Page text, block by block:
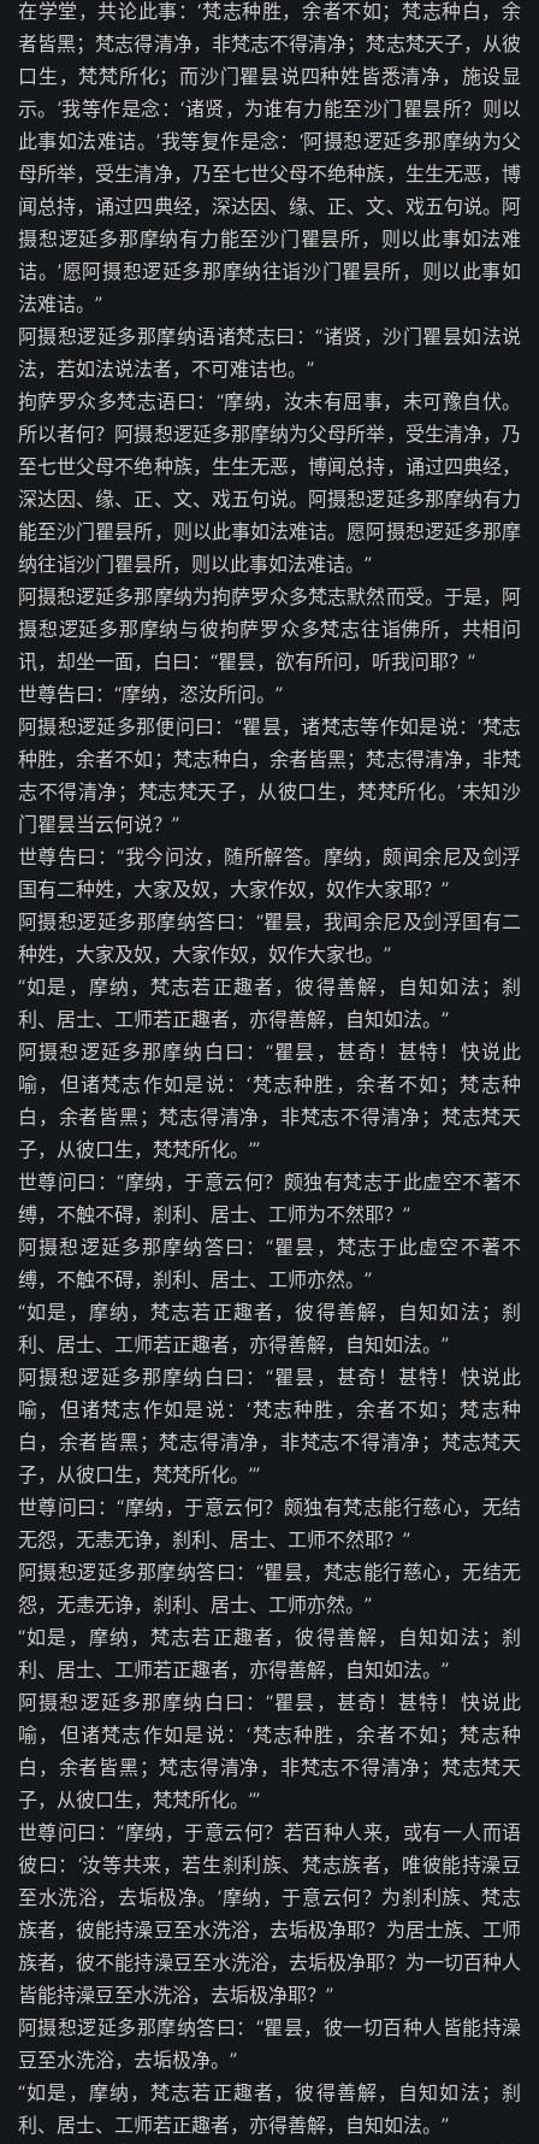
在学堂，共论此事：‘梵志种胜，余者不如；梵志种白，余
者皆黑；梵志得清净，非梵志不得清净；梵志梵天子，从彼
口生，梵梵所化；而沙门瞿昙说四种姓皆悉清净，施设显
示。’我等作是念：‘诸贤，为谁有力能至沙门瞿昙所？则以
此事如法难诘。’我等复作是念：‘阿摄惒逻延多那摩纳为父
母所举，受生清净，乃至七世父母不绝种族，生生无恶，博
闻总持，诵过四典经，深达因、缘、正、文、戏五句说。阿
摄惒逻延多那摩纳有力能至沙门瞿昙所，则以此事如法难
诘。’愿阿摄惒逻延多那摩纳往诣沙门瞿昙所，则以此事如
法难诘。”
阿摄惒逻延多那摩纳语诸梵志曰：“诸贤，沙门瞿昙如法说
法，若如法说法者，不可难诘也。”
拘萨罗众多梵志语曰：“摩纳，汝未有屈事，未可豫自伏。
所以者何？阿摄惒逻延多那摩纳为父母所举，受生清净，乃
至七世父母不绝种族，生生无恶，博闻总持，诵过四典经，
深达因、缘、正、文、戏五句说。阿摄惒逻延多那摩纳有力
能至沙门瞿昙所，则以此事如法难诘。愿阿摄惒逻延多那摩
纳往诣沙门瞿昙所，则以此事如法难诘。”
阿摄惒逻延多那摩纳为拘萨罗众多梵志默然而受。于是，阿
摄惒逻延多那摩纳与彼拘萨罗众多梵志往诣佛所，共相问
讯，却坐一面，白曰：“瞿昙，欲有所问，听我问耶？”
世尊告曰：“摩纳，恣汝所问。”
阿摄惒逻延多那便问曰：“瞿昙，诸梵志等作如是说：‘梵志
种胜，余者不如；梵志种白，余者皆黑；梵志得清净，非梵
志不得清净；梵志梵天子，从彼口生，梵梵所化。’未知沙
门瞿昙当云何说？”
世尊告曰：“我今问汝，随所解答。摩纳，颇闻余尼及剑浮
国有二种姓，大家及奴，大家作奴，奴作大家耶？”
阿摄惒逻延多那摩纳答曰：“瞿昙，我闻余尼及剑浮国有二
种姓，大家及奴，大家作奴，奴作大家也。”
“如是，摩纳，梵志若正趣者，彼得善解，自知如法；刹
利、居士、工师若正趣者，亦得善解，自知如法。”
阿摄惒逻延多那摩纳白曰：“瞿昙，甚奇！甚特！快说此
喻，但诸梵志作如是说：‘梵志种胜，余者不如；梵志种
白，余者皆黑；梵志得清净，非梵志不得清净；梵志梵天
子，从彼口生，梵梵所化。’”
世尊问曰：“摩纳，于意云何？颇独有梵志于此虚空不著不
缚，不触不碍，刹利、居士、工师为不然耶？”
阿摄惒逻延多那摩纳答曰：“瞿昙，梵志于此虚空不著不
缚，不触不碍，刹利、居士、工师亦然。”
“如是，摩纳，梵志若正趣者，彼得善解，自知如法；刹
利、居士、工师若正趣者，亦得善解，自知如法。”
阿摄惒逻延多那摩纳白曰：“瞿昙，甚奇！甚特！快说此
喻，但诸梵志作如是说：‘梵志种胜，余者不如；梵志种
白，余者皆黑；梵志得清净，非梵志不得清净；梵志梵天
子，从彼口生，梵梵所化。’”
世尊问曰：“摩纳，于意云何？颇独有梵志能行慈心，无结
无怨，无恚无诤，刹利、居士、工师不然耶？”
阿摄惒逻延多那摩纳答曰：“瞿昙，梵志能行慈心，无结无
怨，无恚无诤，刹利、居士、工师亦然。”
“如是，摩纳，梵志若正趣者，彼得善解，自知如法；刹
利、居士、工师若正趣者，亦得善解，自知如法。”
阿摄惒逻延多那摩纳白曰：“瞿昙，甚奇！甚特！快说此
喻，但诸梵志作如是说：‘梵志种胜，余者不如；梵志种
白，余者皆黑；梵志得清净，非梵志不得清净；梵志梵天
子，从彼口生，梵梵所化。’”
世尊问曰：“摩纳，于意云何？若百种人来，或有一人而语
彼曰：‘汝等共来，若生刹利族、梵志族者，唯彼能持澡豆
至水洗浴，去垢极净。’摩纳，于意云何？为刹利族、梵志
族者，彼能持澡豆至水洗浴，去垢极净耶？为居士族、工师
族者，彼不能持澡豆至水洗浴，去垢极净耶？为一切百种人
皆能持澡豆至水洗浴，去垢极净耶？”
阿摄惒逻延多那摩纳答曰：“瞿昙，彼一切百种人皆能持澡
豆至水洗浴，去垢极净。”
“如是，摩纳，梵志若正趣者，彼得善解，自知如法；刹
利、居士、工师若正趣者，亦得善解，自知如法。”